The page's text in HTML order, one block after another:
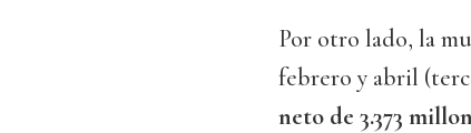
Por otro lado, la
febrero y abril
neto de 3.373